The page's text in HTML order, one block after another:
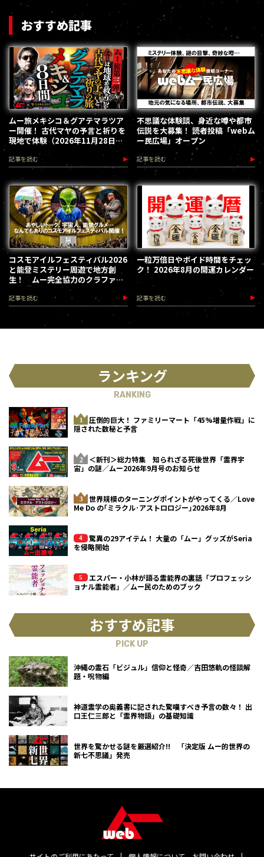
おすすめ記事
ムー旅メキシコ＆グアテマラツア
ー開催！ 古代マヤの予言と祈りを
現地で体験（2026年11月28日～
12月5日）
記事を読む
不思議な体験談、身近な噂や都市
伝説を大募集！ 読者投稿「webム
ー民広場」オープン
記事を読む
コスモアイルフェスティバル2026
と能登ミステリー周遊で地方創
生！ ムー完全協力のクラファン
第３弾が始動
記事を読む
一粒万倍日やボイド時間をチェッ
ク！ 2026年8月の開運カレンダー
記事を読む
ランキング
RANKING
圧倒的巨大！ ファミリーマート「45%増量作戦」に
隠された数秘と予言
＜新刊＞総力特集 知られざる死後世界「霊界宇
宙」の謎／ムー2026年9月号のお知らせ
世界規模のターニングポイントがやってくる／Love
Me Do の｢ミラクル･アストロロジー｣2026年8月
驚異の29アイテム！ 大量の「ムー」グッズがSeria
を侵略開始
エスパー・小林が語る霊能界の裏話「プロフェッシ
ョナル霊能者」／ムー民のためのブック
おすすめ記事
PICK UP
沖縄の霊石「ビジュル」信仰と怪奇／吉田悠軌の怪談解
題・呪物編
神道霊学の奥義書に記された驚嘆すべき予言の数々！ 出
口王仁三郎と「霊界物語」の基礎知識
世界を驚かせる謎を厳選紹介!! 「決定版 ムー的世界の
新七不思議」発売